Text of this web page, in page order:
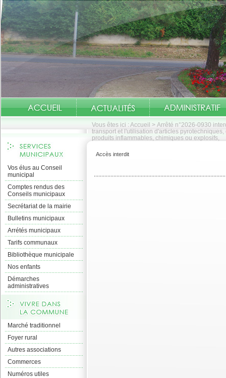
Vous êtes ici : Accueil > Arrêté n°2026-0930
transport et l'utilisation d'articles
produits inflammables, chimiques ou explosifs,
Vos élus au Conseil
municipal
Comptes rendus des
Conseils municipaux
Secrétariat de la mairie
Bulletins municipaux
Arrétés municipaux
Tarifs communaux
Bibliothèque municipale
Nos enfants
Démarches
administratives
Marché traditionnel
Foyer rural
Autres associations
Commerces
Numéros utiles
Accès interdit